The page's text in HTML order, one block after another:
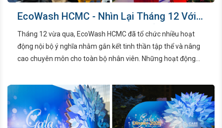
EcoWash HCMC - Nhìn Lại Tháng 12 Với
Những Sự Kiện Thành Công Tốt Đẹp
Tháng 12 vừa qua, EcoWash HCMC đã tổ chức nhiều hoạt
động nội bộ ý nghĩa nhằm gắn kết tinh thần tập thể và nâng
cao chuyên môn cho toàn bộ nhân viên. Những hoạt động
việc bền vững và phát triển nguồn nhân lực chất lượng.